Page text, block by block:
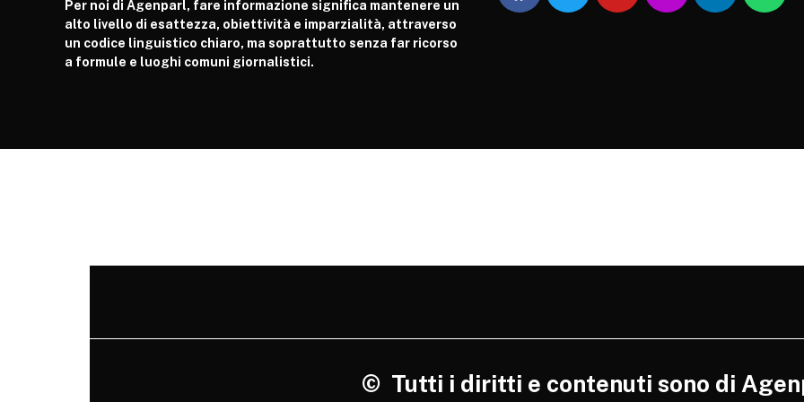
Per noi di Agenparl, fare informazione significa mantenere un
alto livello di esattezza, obiettività e imparzialità, attraverso
un codice linguistico chiaro, ma soprattutto senza far ricorso
a formule e luoghi comuni giornalistici.
©Tutti i diritti e contenuti sono di